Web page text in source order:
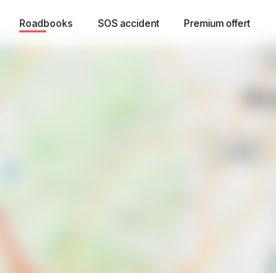
Roadbooks SOS accident Premium offert